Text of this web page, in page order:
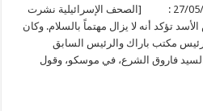
كتبت جريدة “الحياة” في 27/05/00 : [الصحف الإسرائيلية نشرت
تؤكد أنه لا يزال مهتماً بالسلام. وكان
مكتب باراك والرئيس السابق
فاروق الشرع، في موسكو، وقول